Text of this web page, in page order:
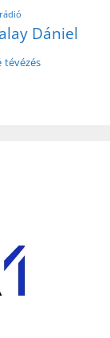
rádió
Dániel
tévézés